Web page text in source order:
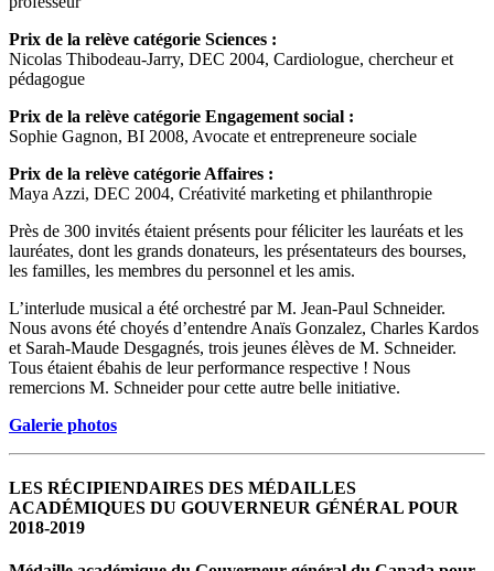
Prix de la relève catégorie Sciences :
Nicolas Thibodeau-Jarry, DEC 2004, Cardiologue, chercheur et
pédagogue
Prix de la relève catégorie Engagement social :
Sophie Gagnon, BI 2008, Avocate et entrepreneure sociale
Prix de la relève catégorie Affaires :
Maya Azzi, DEC 2004, Créativité marketing et philanthropie
Près de 300 invités étaient présents pour féliciter les lauréats et les
lauréates, dont les grands donateurs, les présentateurs des bourses,
les familles, les membres du personnel et les amis.
L’interlude musical a été orchestré parM. Jean-Paul Schneider.
Nous avons été choyés d’entendre Anaïs Gonzalez, Charles Kardos
et Sarah-Maude Desgagnés, trois jeunes élèves de M. Schneider.
Tous étaient ébahis de leur performance respective ! Nous
remercions M. Schneider pour cette autre belle initiative.
Galerie photos
LES RÉCIPIENDAIRES DES MÉDAILLES
ACADÉMIQUES DU GOUVERNEUR GÉNÉRAL POUR
2018-2019